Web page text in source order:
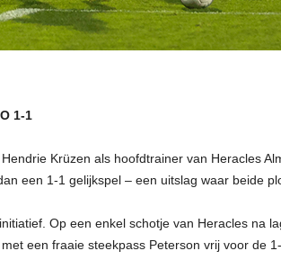
1-1
Krüzen als hoofdtrainer van Heracles
een 1-1 gelijkspel – een uitslag waar beide
Op een enkel schotje van Heracles na
een fraaie steekpass Peterson vrij voor de